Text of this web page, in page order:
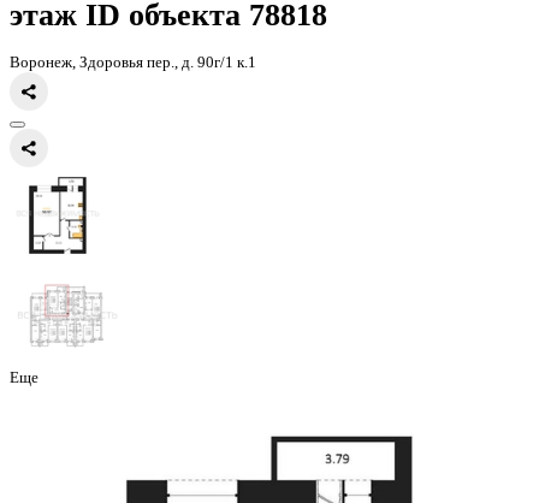
Главная КаталогВсе ЖКЖК Зелёная Долина
1-комнатная квартира, 51.30
этаж
Воронеж, Здоровья пер., д. 90г/1 к.1